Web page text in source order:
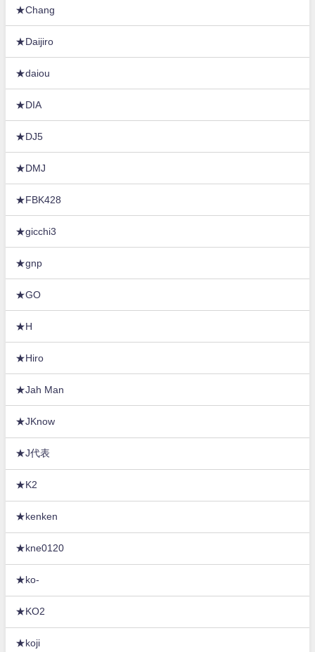
★Chang
★Daijiro
★daiou
★DIA
★DJ5
★DMJ
★FBK428
★gicchi3
★gnp
★GO
★H
★Hiro
★Jah Man
★JKnow
★J代表
★K2
★kenken
★kne0120
★ko-
★KO2
★koji